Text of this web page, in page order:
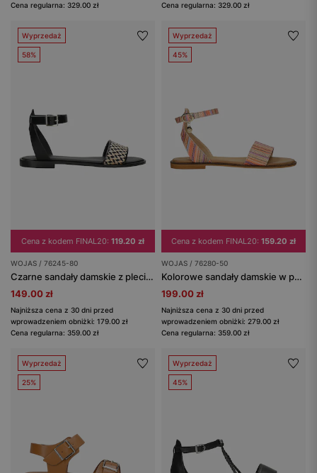
Cena regularna: 329.00 zł
Cena regularna: 329.00 zł
Wyprzedaż
58%
Cena z kodem FINAL20: 119.20 zł
WOJAS / 76245-80
Czarne sandały damskie z plecionym beżowym wzorem
149.00 zł
Najniższa cena z 30 dni przed
wprowadzeniem obniżki: 179.00 zł
Cena regularna: 359.00 zł
Wyprzedaż
45%
Cena z kodem FINAL20: 159.20 zł
WOJAS / 76280-50
Kolorowe sandały damskie w pastelowe paski
199.00 zł
Najniższa cena z 30 dni przed
wprowadzeniem obniżki: 279.00 zł
Cena regularna: 359.00 zł
Wyprzedaż
25%
Wyprzedaż
45%